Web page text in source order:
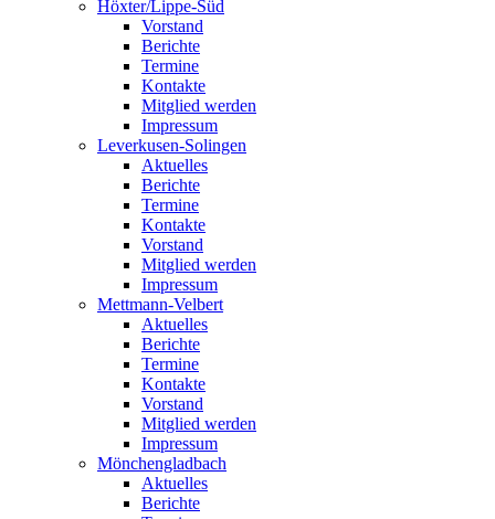
Höxter/Lippe-Süd
Vorstand
Berichte
Termine
Kontakte
Mitglied werden
Impressum
Leverkusen-Solingen
Aktuelles
Berichte
Termine
Kontakte
Vorstand
Mitglied werden
Impressum
Mettmann-Velbert
Aktuelles
Berichte
Termine
Kontakte
Vorstand
Mitglied werden
Impressum
Mönchengladbach
Aktuelles
Berichte